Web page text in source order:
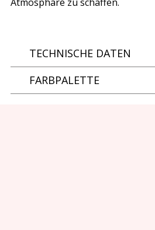
TECHNISCHE DATEN
FARBPALETTE